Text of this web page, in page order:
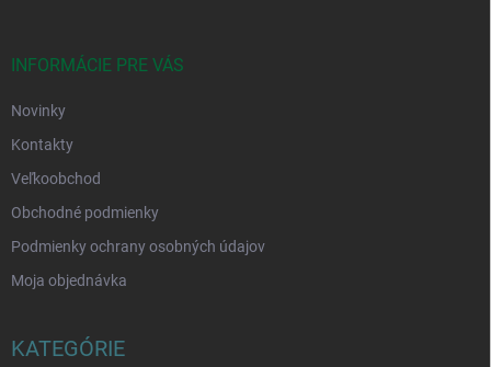
INFORMÁCIE PRE VÁS
Novinky
Kontakty
Veľkoobchod
Obchodné podmienky
Podmienky ochrany osobných údajov
Moja objednávka
KATEGÓRIE